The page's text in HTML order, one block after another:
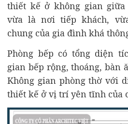
thiết kế ở không gian
vừa là nơi tiếp khách,
chung của gia đình khá
Phòng bếp có tổng diện
gian bếp rộng, thoáng, bàn
Không gian phòng thờ với
thiết kế ở vị trí yên tĩnh của